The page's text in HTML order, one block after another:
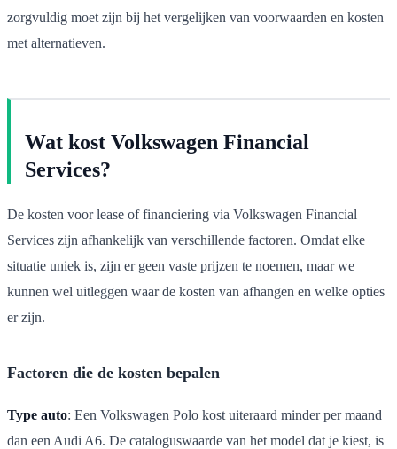
zorgvuldig moet zijn bij het vergelijken van voorwaarden en kosten
met alternatieven.
Wat kost Volkswagen Financial
Services?
De kosten voor lease of financiering via Volkswagen Financial
Services zijn afhankelijk van verschillende factoren. Omdat elke
situatie uniek is, zijn er geen vaste prijzen te noemen, maar we
kunnen wel uitleggen waar de kosten van afhangen en welke opties
er zijn.
Factoren die de kosten bepalen
Type auto: Een Volkswagen Polo kost uiteraard minder per maand
dan een Audi A6. De cataloguswaarde van het model dat je kiest, is